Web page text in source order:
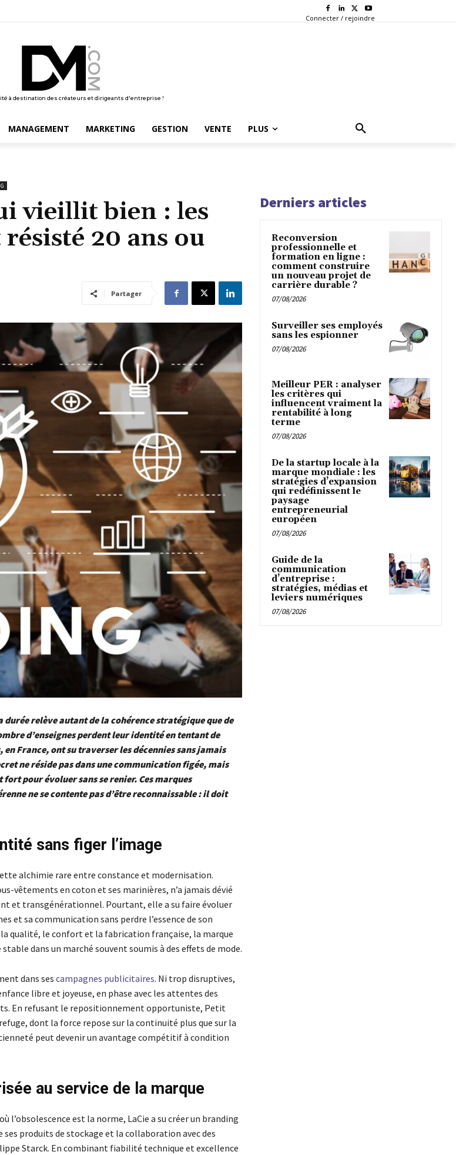
Connecter / rejoindre
à destination des créateurs et dirigeants d'entreprise !
MANAGEMENT MARKETING GESTION VENTE PLUS
vieillit bien : les
20 ans ou
Partager
relève autant de la cohérence stratégique que de
d’enseignes perdent leur identité en tentant de
France, ont su traverser les décennies sans jamais
ne réside pas dans une communication figée, mais
pour évoluer sans se renier. Ces marques
ne se contente pas d’être reconnaissable : il doit
sans figer l’image
alchimie rare entre constance et modernisation.
vêtements en coton et ses marinières, n’a jamais dévié
et transgénérationnel. Pourtant, elle a su faire évoluer
et sa communication sans perdre l’essence de son
qualité, le confort et la fabrication française, la marque
dans un marché souvent soumis à des effets de mode.
dans ses campagnes publicitaires. Ni trop disruptives,
libre et joyeuse, en phase avec les attentes des
En refusant le repositionnement opportuniste, Petit
dont la force repose sur la continuité plus que sur la
peut devenir un avantage compétitif à condition
au service de la marque
l’obsolescence est la norme, LaCie a su créer un branding
produits de stockage et la collaboration avec des
Starck. En combinant fiabilité technique et excellence
Derniers articles
Reconversion
professionnelle et
formation en ligne :
comment construire
un nouveau projet de
carrière durable ?
07/08/2026
Surveiller ses employés
sans les espionner
07/08/2026
Meilleur PER : analyser
les critères qui
influencent vraiment la
rentabilité à long
terme
07/08/2026
De la startup locale à la
marque mondiale : les
stratégies d’expansion
qui redéfinissent le
paysage
entrepreneurial
européen
07/08/2026
Guide de la
communication
d’entreprise :
stratégies, médias et
leviers numériques
07/08/2026